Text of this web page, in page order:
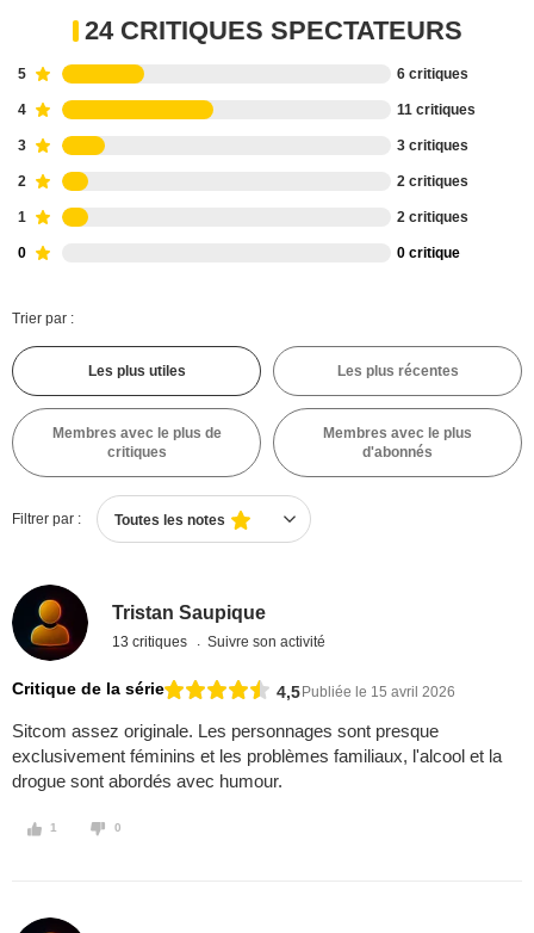
24 CRITIQUES SPECTATEURS
5 6 critiques
4 11 critiques
3 3 critiques
2 2 critiques
1 2 critiques
0 0 critique
Trier par :
Les plus utiles Les plus récentes
Membres avec le plus de
critiques
Membres avec le plus
d'abonnés
Filtrer par : Toutes les notes
Tristan Saupique
13 critiques Suivre son activité
Critique de la série 4,5Publiée le 15 avril 2026
Sitcom assez originale. Les personnages sont presque
exclusivement féminins et les problèmes familiaux, l'alcool et la
drogue sont abordés avec humour.
1 0